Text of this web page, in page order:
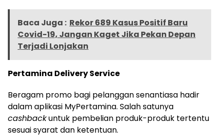
Baca Juga : Rekor 689 Kasus Positif Baru
Covid-19, Jangan Kaget Jika Pekan Depan
Terjadi Lonjakan
Pertamina Delivery Service
Beragam promo bagi pelanggan senantiasa hadir
dalam aplikasi MyPertamina. Salah satunya
cashbackuntuk pembelian produk-produk tertentu
sesuai syarat dan ketentuan.